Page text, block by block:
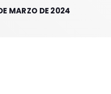
MARZO DE 2024